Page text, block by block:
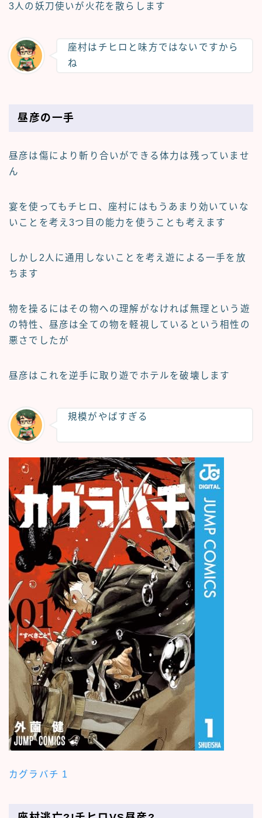
3人の妖刀使いが火花を散らします
座村はチヒロと味方ではないですから
ね
昼彦の一手
昼彦は傷により斬り合いができる体力は残っていませ
ん
宴を使ってもチヒロ、座村にはもうあまり効いていな
いことを考え3つ目の能力を使うことも考えます
しかし2人に通用しないことを考え遊による一手を放
ちます
物を操るにはその物への理解がなければ無理という遊
の特性、昼彦は全ての物を軽視しているという相性の
悪さでしたが
昼彦はこれを逆手に取り遊でホテルを破壊します
規模がやばすぎる
カグラバチ 1